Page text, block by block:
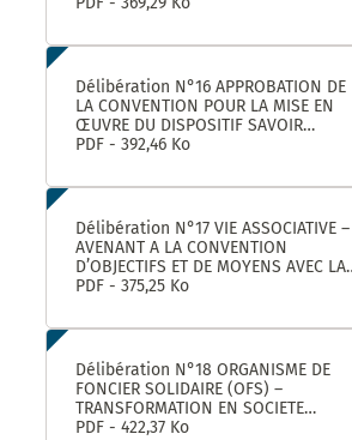
Délibération N°16 APPROBATION DE
LA CONVENTION POUR LA MISE EN
ŒUVRE DU DISPOSITIF SAVOIR
ROULER A VELO AVEC MONTPELLIER
PDF - 392,46 Ko
Délibération N°17 VIE ASSOCIATIVE –
AVENANT A LA CONVENTION
D’OBJECTIFS ET DE MOYENS AVEC LA
FEDERATION REGIONALE DES
CULTURE OCCITANIE POUR L’ANNEE
CONVENTION DE PARTENARIAT SIGNEE
POUR LA
PDF - 375,25 Ko
Délibération N°18 ORGANISME DE
FONCIER SOLIDAIRE (OFS) –
TRANSFORMATION EN SOCIETE
COOPERATIVE D’INTERET COLLECTIF
PDF - 422,37 Ko